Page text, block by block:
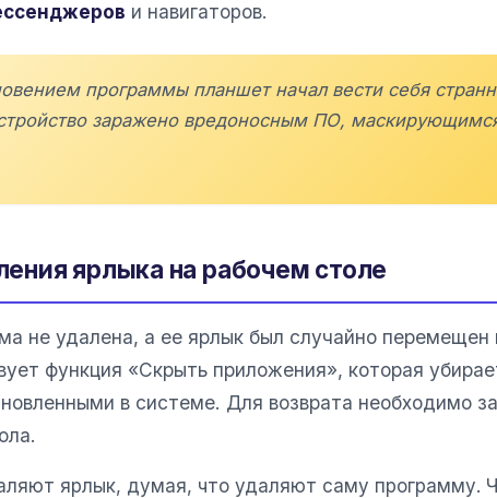
и навигаторов.
программы планшет начал вести себя
заражено вредоносным ПО,
ярлыка на рабочем столе
не удалена, а ее ярлык был случайно перемещен
функция «Скрыть приложения», которая
в системе. Для возврата необходимо
ярлык, думая, что удаляют саму программу.